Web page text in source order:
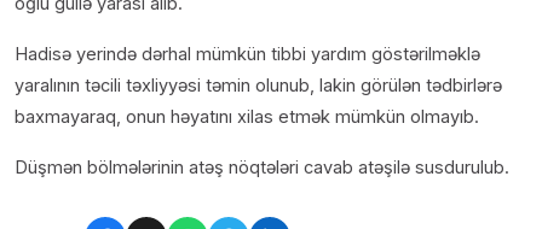
Hadisə yerində dərhal mümkün tibbi yar­dım gös­tə­ril­mək­­lə
yaralının təcili təxliyyəsi təmin olunub, lakin görülən tədbirlərə
baxmayaraq, onun həyatını xilas etmək mümkün olmayıb.
Düşmən bölmələrinin atəş nöqtələri cavab atəşilə susdurulub.